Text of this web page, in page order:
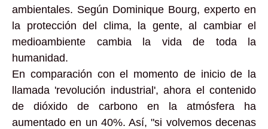
ambientales. Según Dominique Bourg, experto en
la protección del clima, la gente, al cambiar el
medioambiente cambia la vida de toda la
humanidad.
En comparación con el momento de inicio de la
llamada 'revolución industrial', ahora el contenido
de dióxido de carbono en la atmósfera ha
aumentado en un 40%. Así, "si volvemos decenas